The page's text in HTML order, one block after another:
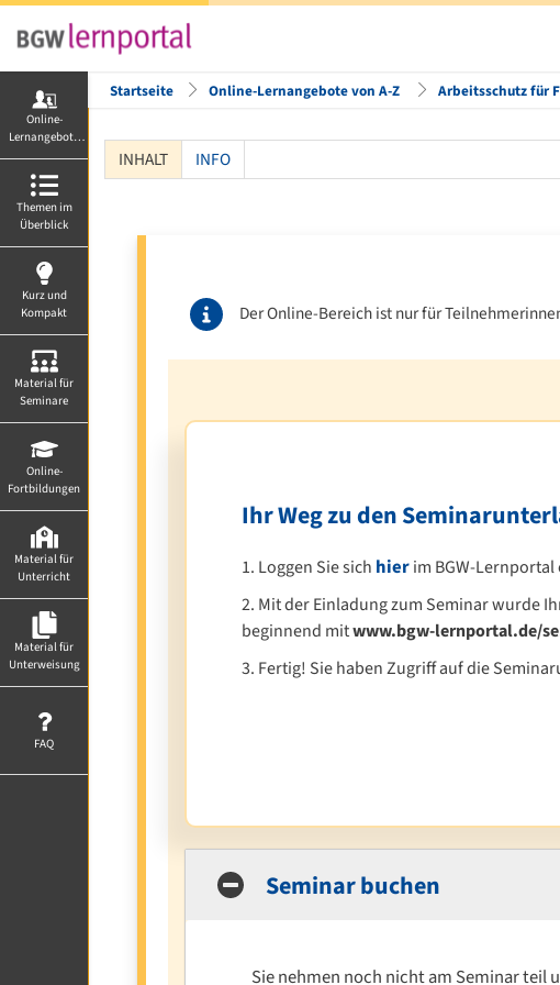
Online-
Lernangebote
von A-Z
Themen im
Überblick
Kurz und
Kompakt
Material für
Seminare
Online-
Fortbildungen
Material für
Unterricht
Material für
Unterweisung
FAQ
Arbeitsschutz für
Online-Lernangebote von A-Z
Startseite
INHALT INFO
Der Online-Bereich ist nur für
Ihr Weg zu den
1. Loggen Sie sich hierim BGW-
2. Mit der Einladung zum Seminar wurde
beginnend mitwww.bgw-lernportal.de/
3. Fertig! Sie haben Zugriff auf die
Seminar buchen
Sie nehmen noch nicht am Seminar teil